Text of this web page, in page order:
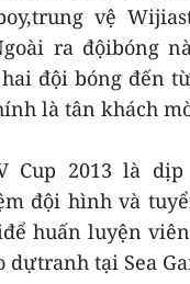
vệ
ra độibóng
đội bóng đến
là tân khách
Cup 2013 là
đội hình và
huấn luyện
dựtranh tại Sea